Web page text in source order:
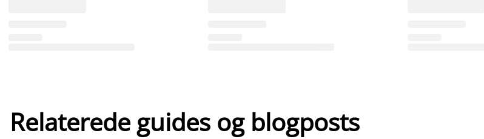
Relaterede guides og blogposts